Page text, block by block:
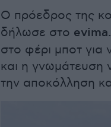
Ο πρόεδρος της
δήλωσε στο
στο φέρι μποτ για
και η γνωμάτευση
την αποκόλληση